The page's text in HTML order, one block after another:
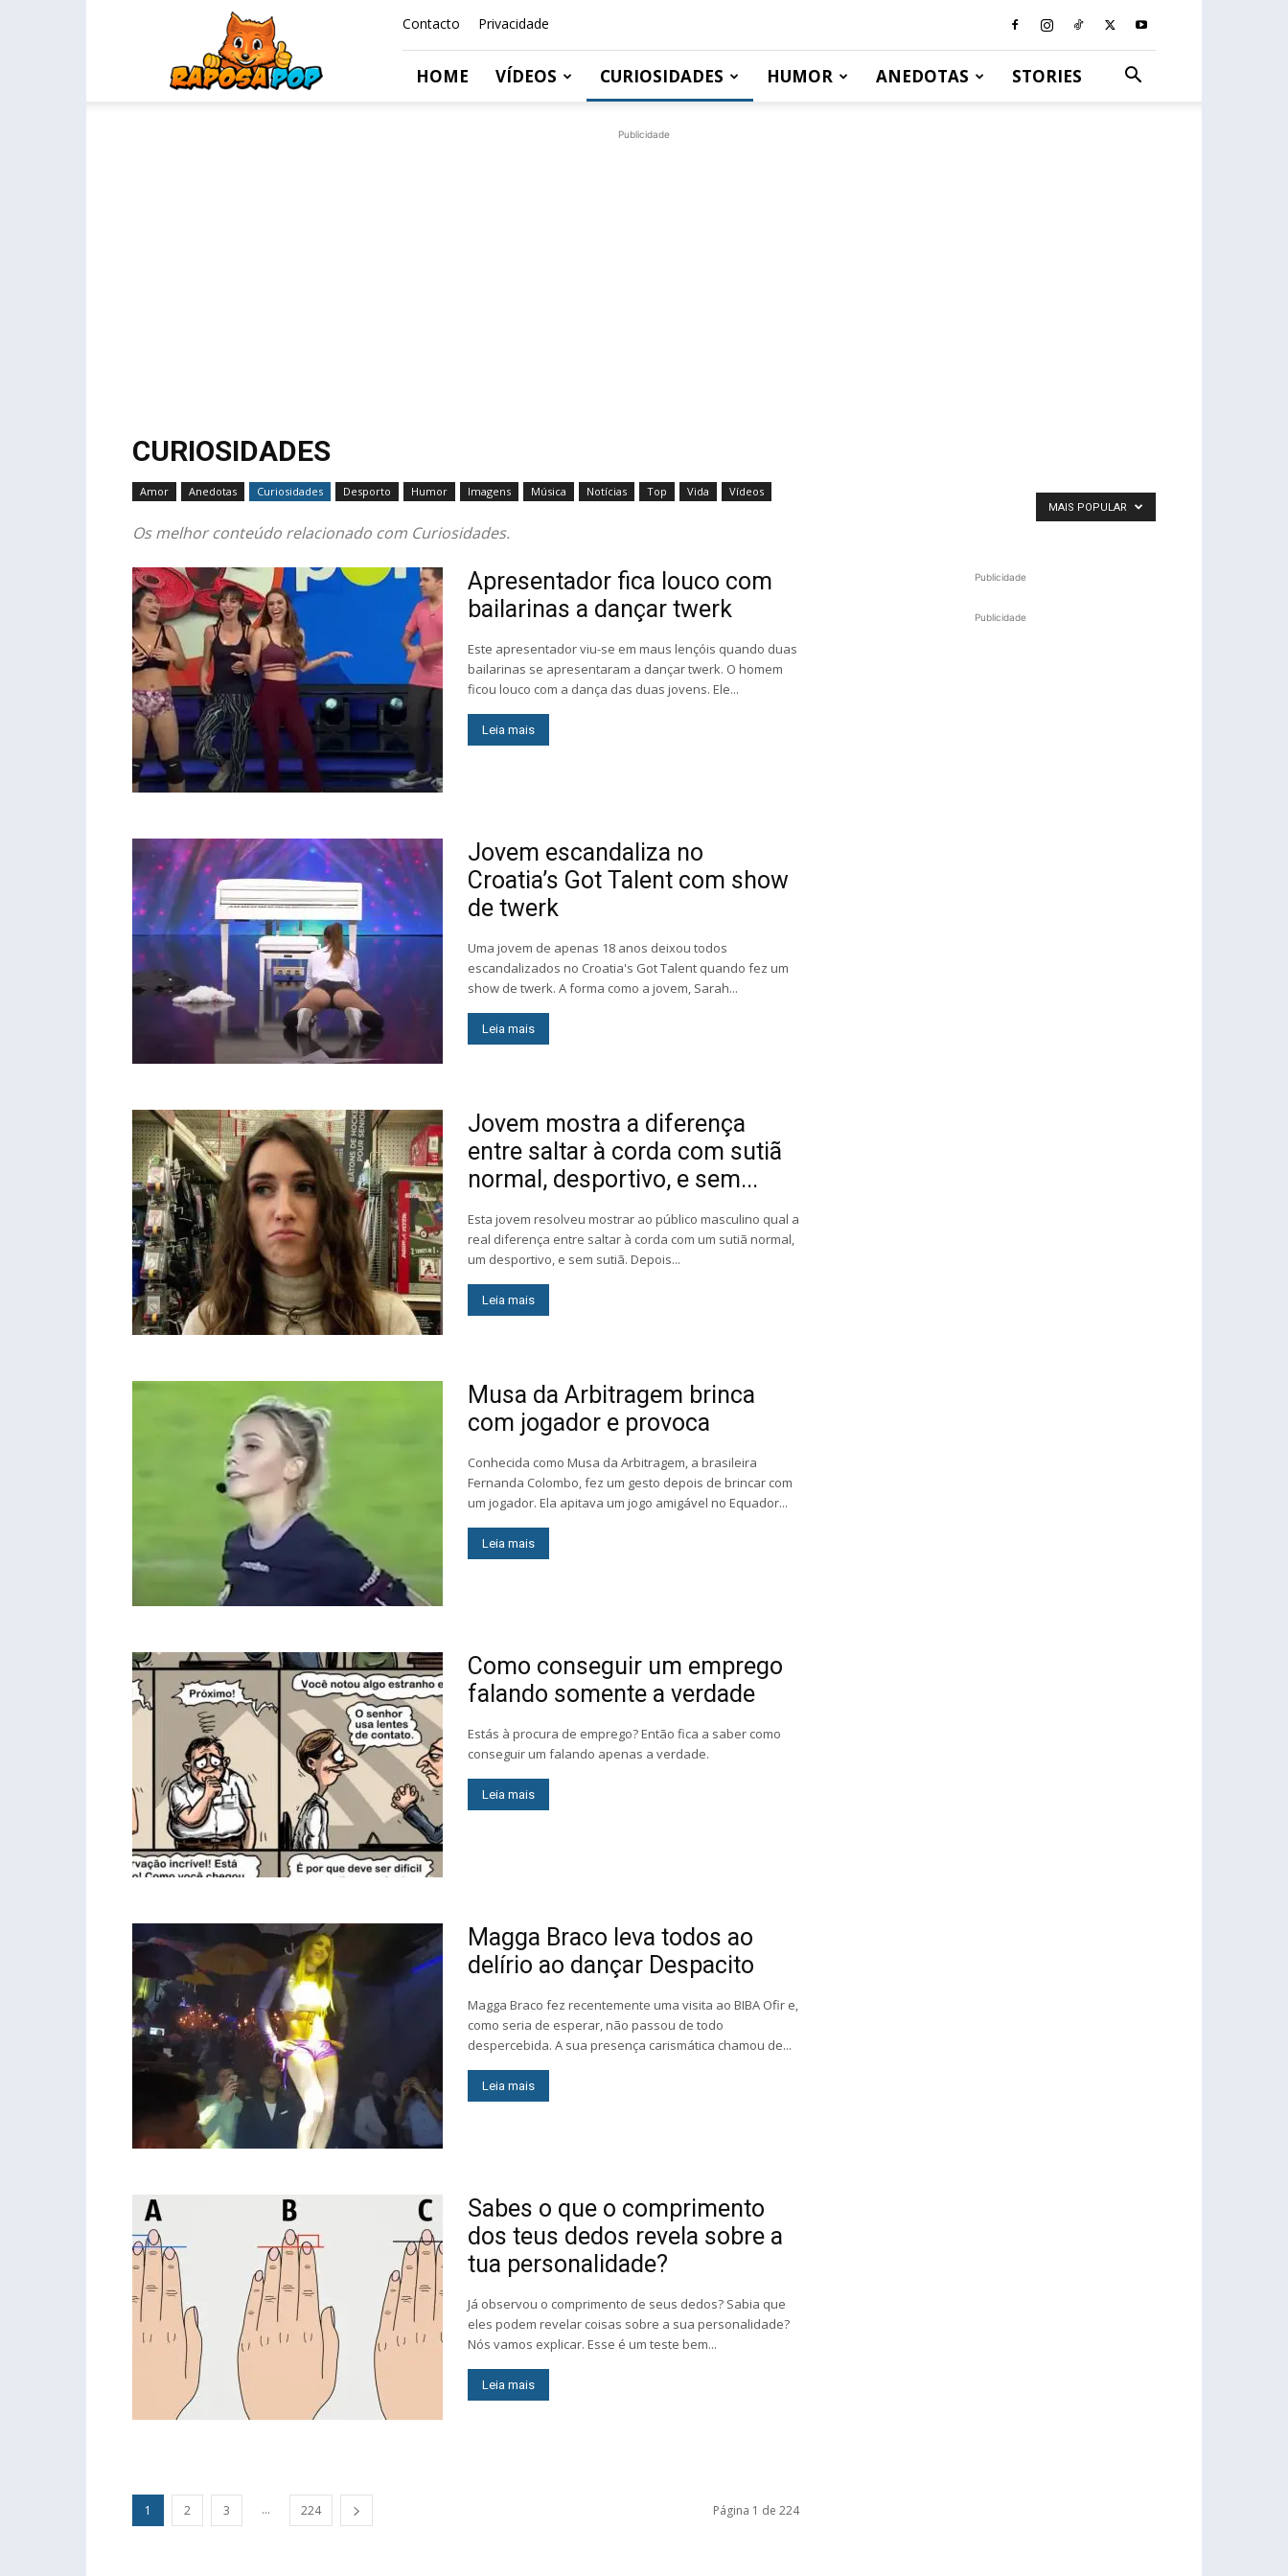
Contacto Privacidade
HOME VÍDEOS CURIOSIDADES HUMOR ANEDOTAS STORIES
Publicidade
CURIOSIDADES
Amor Anedotas Curiosidades Desporto Humor Imagens Música Notícias Top Vida Vídeos
Os melhor conteúdo relacionado com Curiosidades.
MAIS POPULAR
Apresentador fica louco com
bailarinas a dançar twerk
Este apresentador viu-se em maus lençóis quando duas
bailarinas se apresentaram a dançar twerk. O homem
ficou louco com a dança das duas jovens. Ele...
Leia mais
Jovem escandaliza no
Croatia’s Got Talent com show
de twerk
Uma jovem de apenas 18 anos deixou todos
escandalizados no Croatia's Got Talent quando fez um
show de twerk. A forma como a jovem, Sarah...
Leia mais
Jovem mostra a diferença
entre saltar à corda com sutiã
normal, desportivo, e sem...
Esta jovem resolveu mostrar ao público masculino qual a
real diferença entre saltar à corda com um sutiã normal,
um desportivo, e sem sutiã. Depois...
Leia mais
Musa da Arbitragem brinca
com jogador e provoca
Conhecida como Musa da Arbitragem, a brasileira
Fernanda Colombo, fez um gesto depois de brincar com
um jogador. Ela apitava um jogo amigável no Equador...
Leia mais
Como conseguir um emprego
falando somente a verdade
Estás à procura de emprego? Então fica a saber como
conseguir um falando apenas a verdade.
Leia mais
Magga Braco leva todos ao
delírio ao dançar Despacito
Magga Braco fez recentemente uma visita ao BIBA Ofir e,
como seria de esperar, não passou de todo
despercebida. A sua presença carismática chamou de...
Leia mais
Sabes o que o comprimento
dos teus dedos revela sobre a
tua personalidade?
Já observou o comprimento de seus dedos? Sabia que
eles podem revelar coisas sobre a sua personalidade?
Nós vamos explicar. Esse é um teste bem...
Leia mais
1 2 3 ... 224 Página 1 de 224
Publicidade
Publicidade